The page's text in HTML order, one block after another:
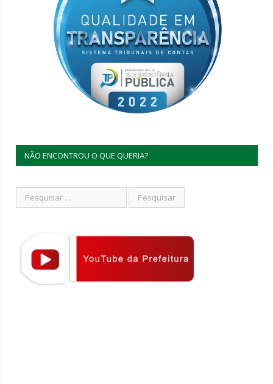
NÃO ENCONTROU O QUE QUERIA?